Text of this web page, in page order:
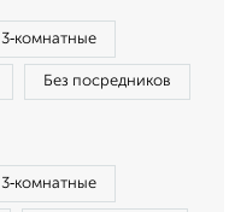
3‑комнатные
Без посредников
3‑комнатные